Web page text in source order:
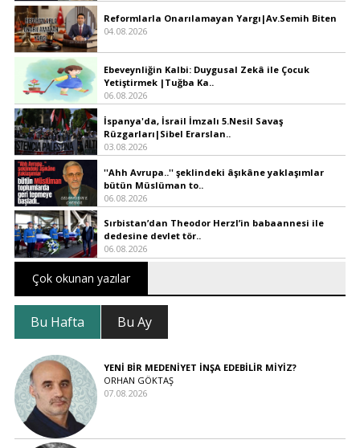
Reformlarla Onarılamayan Yargı|Av.Semih Biten
04.08.2026
Ebeveynliğin Kalbi: Duygusal Zekâ ile Çocuk
Yetiştirmek |Tuğba Ka..
06.08.2026
İspanya'da, İsrail İmzalı 5.Nesil Savaş
Rüzgarları|Sibel Erarslan..
03.08.2026
''Ahh Avrupa..'' şeklindeki âşıkâne yaklaşımlar
bütün Müslüman to..
06.08.2026
Sırbistan’dan Theodor Herzl’in babaannesi ile
dedesine devlet tör..
06.08.2026
Çok okunan yazılar
Bu Hafta Bu Ay
YENİ BİR MEDENİYET İNŞA EDEBİLİR MİYİZ?
ORHAN GÖKTAŞ
07.08.2026